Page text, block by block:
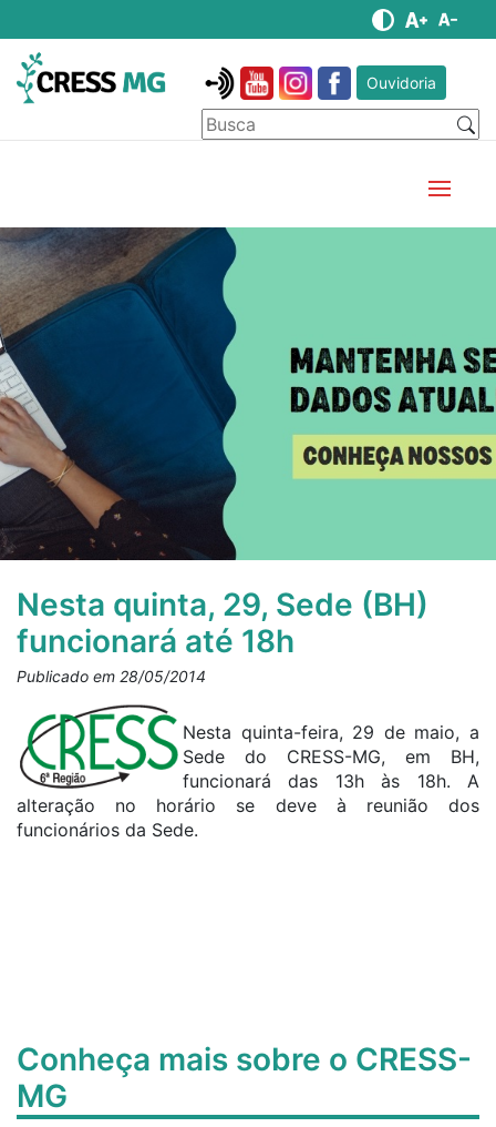
Ouvidoria
Nesta quinta, 29, Sede (BH)
funcionará até 18h
Publicado em 28/05/2014
Nesta quinta-feira, 29 de maio, a
Sede do CRESS-MG, em BH,
funcionará das 13h às 18h. A
alteração no horário se deve à reunião dos
funcionários da Sede.
Conheça mais sobre o CRESS-
MG